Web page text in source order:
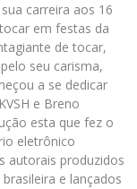
carreira aos 16
em festas da
de tocar,
seu carisma,
a se dedicar
e Breno
esta que fez o
eletrônico
autorais produzidos
e lançados